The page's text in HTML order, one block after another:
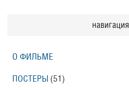
навигация
О ФИЛЬМЕ
ПОСТЕРЫ (51)